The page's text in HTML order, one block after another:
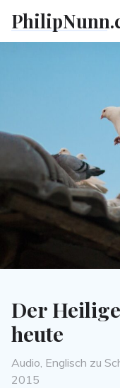
content
Der
heute
Categories
Audio, Englisch zu
2015